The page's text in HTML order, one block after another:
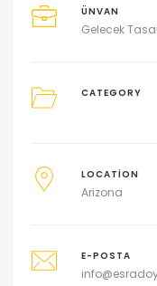
ÜNVAN
Gelecek
CATEGORY
LOCATION
Arizona
E-POSTA